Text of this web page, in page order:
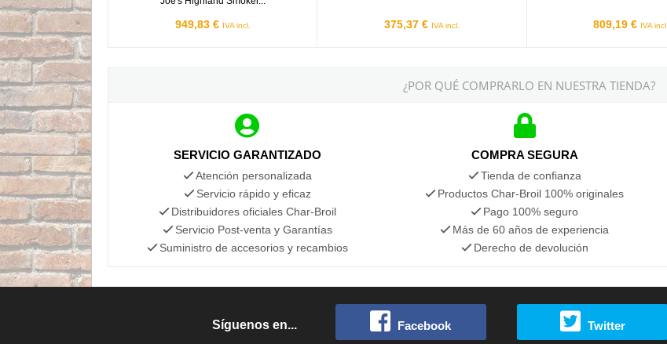
949,83 € IVA incl. 375,37 € IVA incl. 809,19 € IVA incl.
¿POR QUÉ COMPRARLO EN NUESTRA TIENDA?
SERVICIO GARANTIZADO
Atención personalizada
Servicio rápido y eficaz
Distribuidores oficiales Char-Broil
Servicio Post-venta y Garantías
Suministro de accesorios y recambios
COMPRA SEGURA
Tienda de confianza
Productos Char-Broil 100% originales
Pago 100% seguro
Más de 60 años de experiencia
Derecho de devolución
Síguenos en... Facebook Twitter